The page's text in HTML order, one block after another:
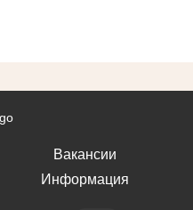
Вакансии
Информация